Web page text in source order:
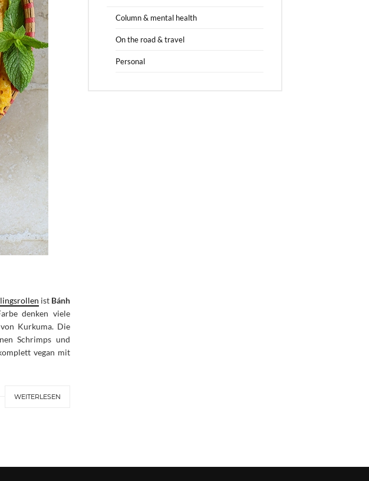
ist Bánh
denken viele
Kurkuma. Die
Schrimps und
vegan mit
WEITERLESEN
Column & mental health
On the road & travel
Personal